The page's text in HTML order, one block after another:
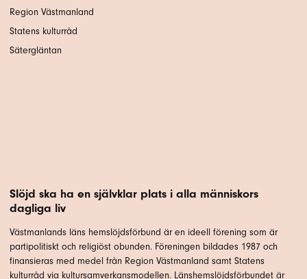
Region Västmanland
Statens kulturråd
Sätergläntan
Slöjd ska ha en självklar plats i alla människors
dagliga liv
Västmanlands läns hemslöjdsförbund är en ideell förening som är
partipolitiskt och religiöst obunden. Föreningen bildades 1987 och
finansieras med medel från Region Västmanland samt Statens
kulturråd via kultursamverkansmodellen. Länshemslöjdsförbundet är